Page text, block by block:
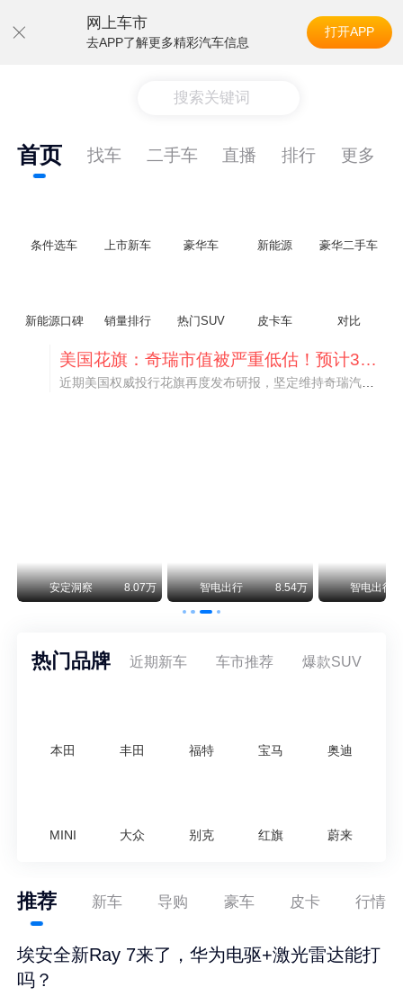
网上车市
去APP了解更多精彩汽车信息
打开APP
搜索关键词
首页 找车 二手车 直播 排行 更多
条件选车 上市新车 豪华车 新能源 豪华二手车
新能源口碑 销量排行 热门SUV 皮卡车 对比
美国花旗：奇瑞市值被严重低估！预计36港元/股
近期美国权威投行花旗再度发布研报，坚定维持奇瑞汽车（09973.HK）买入评级，将其合理目标价定格在36港元/股。对照公司最新25.46港元的二级市场现价，这一目标价意味着股价存在41.4%的可观上行空间，花旗直言，当前资本市场受短期市场情绪、国内车市价格战扰动，明显低估了奇瑞长期价值与全球化成长潜力。
安定洞察 8.07万 智电出行 8.54万 智电出行
热门品牌 近期新车 车市推荐 爆款SUV
本田 丰田 福特 宝马 奥迪
MINI 大众 别克 红旗 蔚来
推荐 新车 导购 豪车 皮卡 行情
埃安全新Ray 7来了，华为电驱+激光雷达能打
吗？